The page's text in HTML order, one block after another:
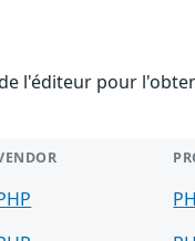
l'éditeur pour